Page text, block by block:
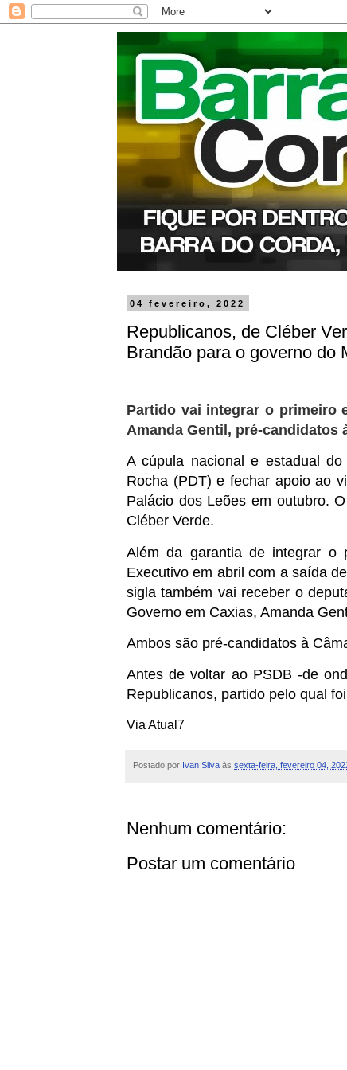
04 fevereiro, 2022
Republicanos, de Cléber
Brandão para o governo do
Partido vai integrar o primeiro
Amanda Gentil, pré-candidatos
A cúpula nacional e estadual
Rocha (PDT) e fechar apoio ao
Palácio dos Leões em outubro.
Cléber Verde.
Além da garantia de integrar o
Executivo em abril com a saída
sigla também vai receber o
Governo em Caxias, Amanda
Ambos são pré-candidatos à
Antes de voltar ao PSDB -de
Republicanos, partido pelo qual
Via Atual7
Postado por Ivan Silva às sexta-feira, fevereiro 04,
Nenhum comentário:
Postar um comentário